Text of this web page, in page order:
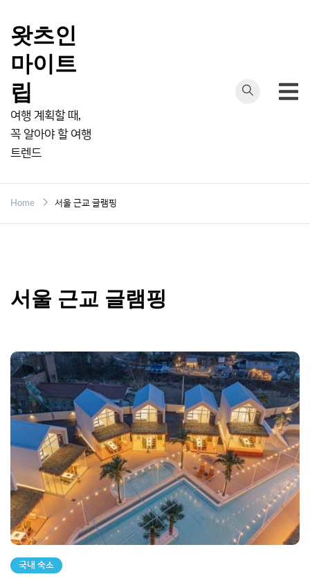
content
왓츠인
마이트
립
여행 계획할 때,
꼭 알아야 할 여행
트렌드
Home 서울 근교 글램핑
서울 근교 글램핑
국내 숙소